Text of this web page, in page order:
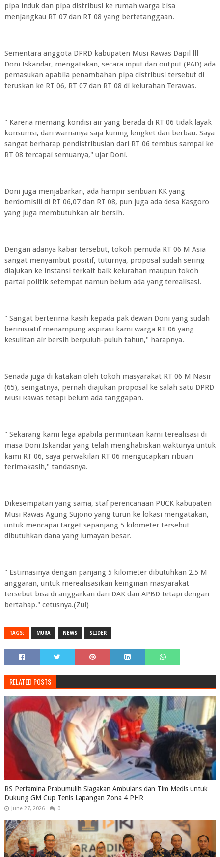
pipa induk dan pipa distribusi ke rumah warga bisa
menjangkau RT 07 dan RT 08 yang bertetanggaan.
Sementara anggota DPRD kabupaten Musi Rawas Dapil lll
Doni Iskandar, mengatakan, secara input dan output (PAD) ada
pemasukan apabila penambahan pipa distribusi tersebut di
teruskan ke RT 06, RT 07 dan RT 08 di kelurahan Terawas.
" Karena memang kondisi air yang berada di RT 06 tidak layak
konsumsi, dari warnanya saja kuning lengket dan berbau. Saya
sangat berharap pendistribusian dari RT 06 tembus sampai ke
RT 08 tercapai semuanya," ujar Doni.
Doni juga menjabarkan, ada hampir seribuan KK yang
berdomisili di RT 06,07 dan RT 08, pun juga ada desa Kasgoro
yang juga membutuhkan air bersih.
Dengan adanya kabar tersebut, tokoh pemuda RT 06 M Asia
sangat menyambut positif, tuturnya, proposal sudah sering
diajukan ke instansi terkait baik kelurahan maupun tokoh
partai politik setempat namun belum ada yang terealisasi.
" Sangat berterima kasih kepada pak dewan Doni yang sudah
berinisiatif menampung aspirasi kami warga RT 06 yang
kesulitan air bersih berpuluh-puluh tahun," harapnya.
Senada juga di katakan oleh tokoh masyarakat RT 06 M Nasir
(65), seingatnya, pernah diajukan proposal ke salah satu DPRD
Musi Rawas tetapi belum ada tanggapan.
" Sekarang kami lega apabila permintaan kami terealisasi di
masa Doni Iskandar yang telah menghabiskan waktunya untuk
kami RT 06, saya perwakilan RT 06 mengucapkan ribuan
terimakasih," tandasnya.
Dikesempatan yang sama, staf perencanaan PUCK kabupaten
Musi Rawas Agung Sujono yang turun ke lokasi mengatakan,
untuk mencapai target sepanjang 5 kilometer tersebut
dibutuhkan dana yang lumayan besar.
" Estimasinya dengan panjang 5 kilometer dibutuhkan 2,5 M
anggaran, untuk merealisasikan keinginan masyarakat
tersebut bisa di anggarkan dari DAK dan APBD tetapi dengan
bertahap." cetusnya.(Zul)
TAGS: MURA NEWS SLIDER
RELATED POSTS
RS Pertamina Prabumulih Siagakan Ambulans dan Tim Medis untuk
Dukung GM Cup Tenis Lapangan Zona 4 PHR
June 27, 2026 0